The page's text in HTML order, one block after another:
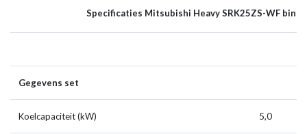
Specificaties Mitsubishi Heavy SRK25ZS-WF
Gegevens set
Koelcapaciteit (kW) 5,0